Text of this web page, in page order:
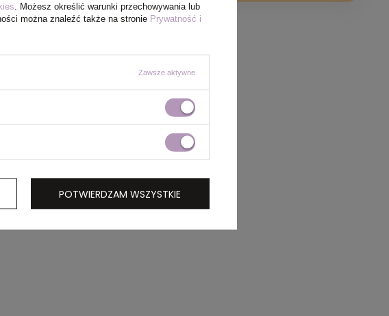
. Możesz określić warunki przechowywania lub
można znaleźć także na stronie Prywatność i
Zawsze aktywne
POTWIERDZAM WSZYSTKIE